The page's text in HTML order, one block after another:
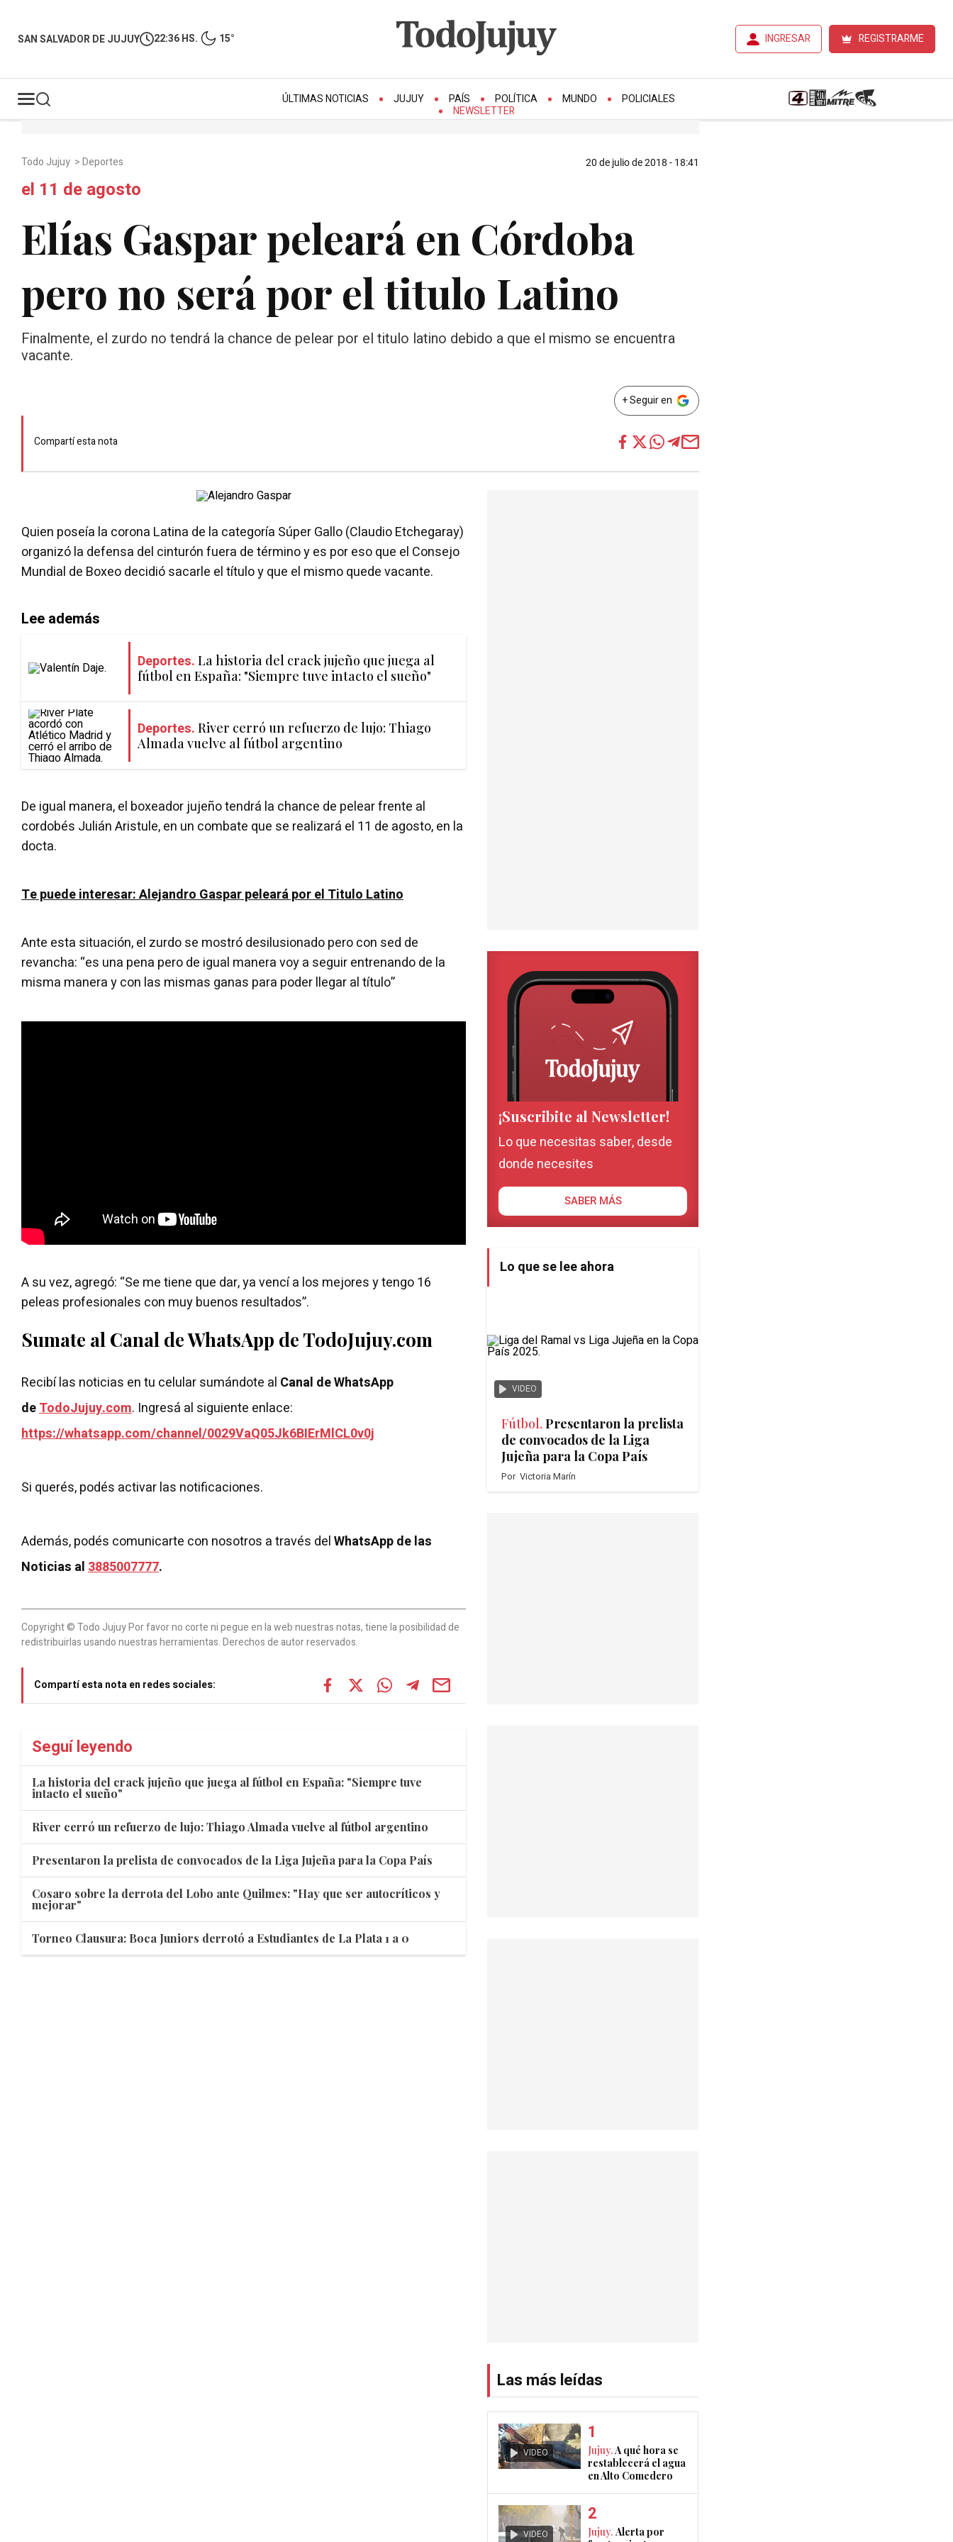
SAN SALVADOR DE JUJUY 22:36 HS. 15° INGRESAR REGISTRARME
ÚLTIMAS NOTICIAS JUJUY PAÍS POLÍTICA MUNDO
POLICIALES
NEWSLETTER
Todo Jujuy >Deportes 20 de julio de 2018 - 18:41
el 11 de agosto
Elías Gaspar peleará en Córdoba
pero no será por el titulo Latino
Finalmente, el zurdo no tendrá la chance de pelear por el titulo latino debido a que el mismo se encuentra
vacante.
+ Seguir en
Compartí esta nota
Quien poseía la corona Latina de la categoría Súper Gallo (Claudio Etchegaray)
organizó la defensa del cinturón fuera de término y es por eso que el Consejo
Mundial de Boxeo decidió sacarle el título y que el mismo quede vacante.
Lee además
Deportes. La historia del crack jujeño que juega al
fútbol en España: "Siempre tuve intacto el sueño"
Deportes. River cerró un refuerzo de lujo: Thiago
Almada vuelve al fútbol argentino
De igual manera, el boxeador jujeño tendrá la chance de pelear frente al
cordobés Julián Aristule, en un combate que se realizará el 11 de agosto, en la
docta.
Te puede interesar: Alejandro Gaspar peleará por el Titulo Latino
Ante esta situación, el zurdo se mostró desilusionado pero con sed de
revancha: “es una pena pero de igual manera voy a seguir entrenando de la
misma manera y con las mismas ganas para poder llegar al título”
A su vez, agregó: “Se me tiene que dar, ya vencí a los mejores y tengo 16
peleas profesionales con muy buenos resultados”.
Sumate al Canal de WhatsApp de TodoJujuy.com
Recibí las noticias en tu celular sumándote al Canal de WhatsApp
deTodoJujuy.com. Ingresá al siguiente enlace:
https://whatsapp.com/channel/0029VaQ05Jk6BIErMlCL0v0j
Si querés, podés activar las notificaciones.
Además, podés comunicarte con nosotros a través delWhatsApp de las
Noticias al3885007777.
Copyright © Todo Jujuy Por favor no corte ni pegue en la web nuestras notas, tiene la posibilidad de
redistribuirlas usando nuestras herramientas. Derechos de autor reservados.
Compartí esta nota en redes sociales:
Seguí leyendo
La historia del crack jujeño que juega al fútbol en España: "Siempre tuve
intacto el sueño"
River cerró un refuerzo de lujo: Thiago Almada vuelve al fútbol argentino
Presentaron la prelista de convocados de la Liga Jujeña para la Copa País
Cosaro sobre la derrota del Lobo ante Quilmes: "Hay que ser autocríticos y
mejorar"
Torneo Clausura: Boca Juniors derrotó a Estudiantes de La Plata 1 a 0
¡Suscribite al Newsletter!
Lo que necesitas saber, desde
donde necesites
SABER MÁS
Lo que se lee ahora
VIDEO
Fútbol. Presentaron la prelista
de convocados de la Liga
Jujeña para la Copa País
Por Victoria Marín
Las más leídas
VIDEO Jujuy.A qué hora se
restablecerá el agua
en Alto Comedero
VIDEO Jujuy. Alerta por